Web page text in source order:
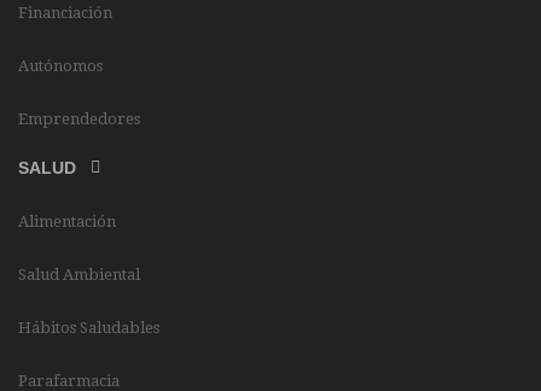
Financiación
Autónomos
Emprendedores
SALUD
Alimentación
Salud Ambiental
Hábitos Saludables
Parafarmacia